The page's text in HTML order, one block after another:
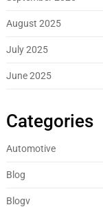
August 2025
July 2025
June 2025
Categories
Automotive
Blog
Blogv